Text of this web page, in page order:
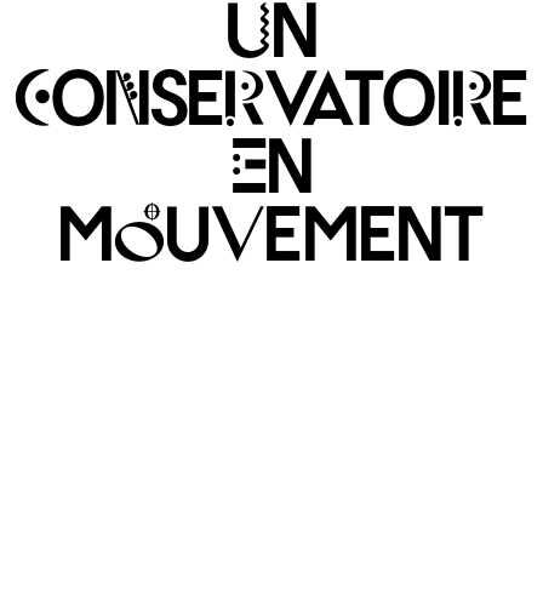
Un
CoNseRvatoiRe
En
mOuVement